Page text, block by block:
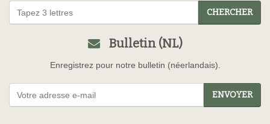
CHERCHER
Bulletin (NL)
Enregistrez pour notre bulletin (néerlandais).
ENVOYER